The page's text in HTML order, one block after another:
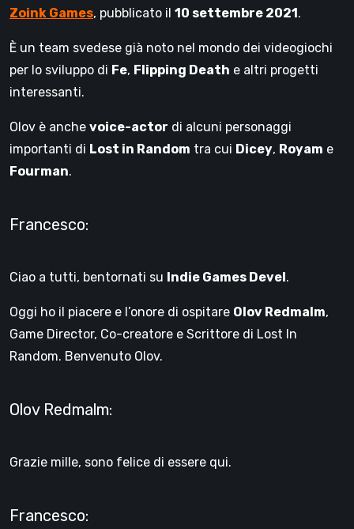
Zoink Games, pubblicato il 10 settembre 2021 .
È un team svedese già noto nel mondo dei videogiochi
per lo sviluppo di Fe, Flipping Death e altri progetti
interessanti.
Olov è anche voice-actor di alcuni personaggi
importanti di Lost in Random tra cui Dicey, Royam e
Fourman.
Francesco:
Ciao a tutti, bentornati su Indie Games Devel .
Oggi ho il piacere e l’onore di ospitare Olov Redmalm,
Game Director, Co-creatore e Scrittore di Lost In
Random. Benvenuto Olov.
Olov Redmalm:
Grazie mille, sono felice di essere qui.
Francesco: